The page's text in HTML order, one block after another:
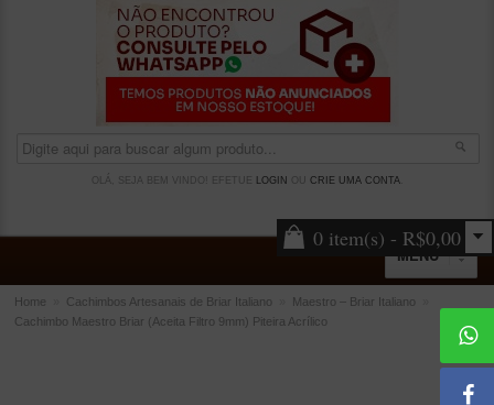
OLÁ, SEJA BEM VINDO! EFETUE LOGIN CRIE UMA CONTA.
0 item(s) - R$0,00
MENU
ACESSÓRIOS
Home Cachimbos Artesanais de Briar Italiano Maestro – Briar Italiano
Cachimbo Maestro Briar (Aceita Filtro 9mm) Piteira Acrílico